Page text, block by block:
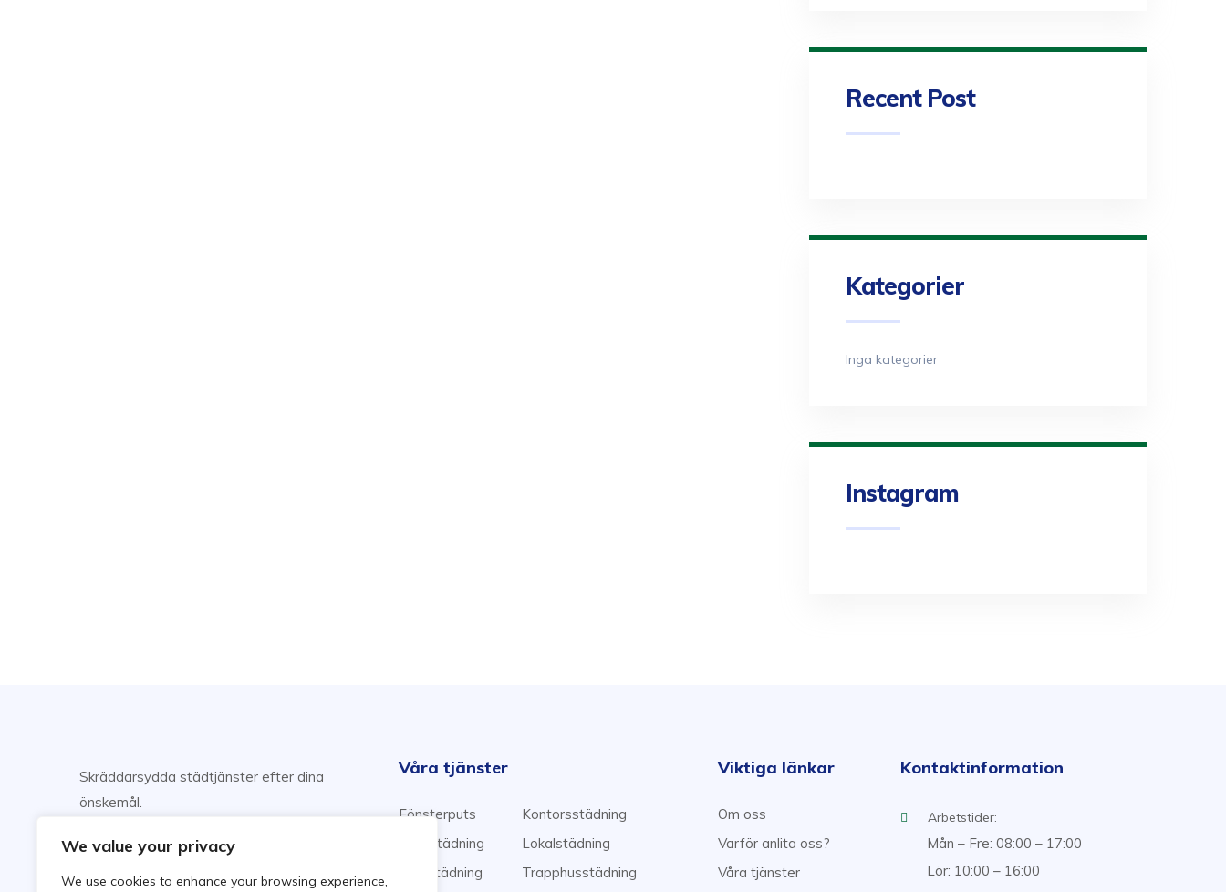
We value your privacy
We use cookies to enhance your browsing experience,
Recent Post
Kategorier
Inga kategorier
Instagram
Skräddarsydda städtjänster efter dina
önskemål.
Njut av din fritid, vi sköter städning!
Våra tjänster
Fönsterputs
Hemstädning
Flyttstädning
Kontorsstädning
Lokalstädning
Trapphusstädning
Viktiga länkar
Om oss
Varför anlita oss?
Våra tjänster
Kontaktinformation
Arbetstider:
Mån – Fre: 08:00 – 17:00
Lör: 10:00 – 16:00